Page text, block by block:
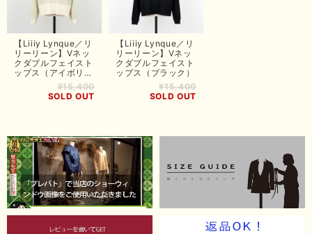
【Liiiy Lynque／リ
リーリーン】Vネッ
クダブルフェイスト
ップス（アイボリ
¥15,400
SOLD OUT
【Liiiy Lynque／リ
リーリーン】Vネッ
クダブルフェイスト
ップス（ブラック）
¥15,400
SOLD OUT